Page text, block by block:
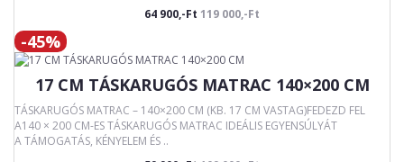
64 900,-Ft 119 000,-Ft
-45%
17 CM TÁSKARUGÓS MATRAC 140×200 CM
TÁSKARUGÓS MATRAC – 140×200 CM (KB. 17 CM VASTAG)FEDEZD FEL
A140 × 200 CM-ES TÁSKARUGÓS MATRAC IDEÁLIS EGYENSÚLYÁT
A TÁMOGATÁS, KÉNYELEM ÉS ..